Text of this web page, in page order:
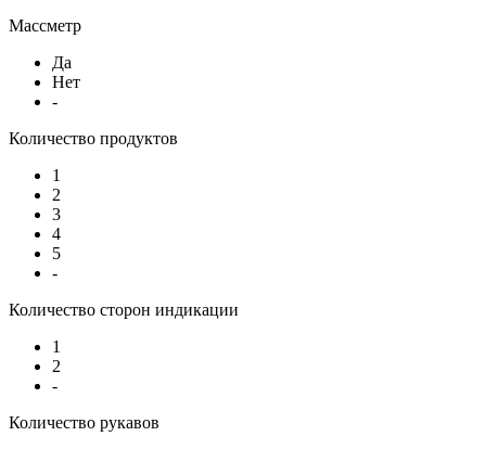
Массметр
Да
Нет
-
Количество продуктов
1
2
3
4
5
-
Количество сторон индикации
1
2
-
Количество рукавов